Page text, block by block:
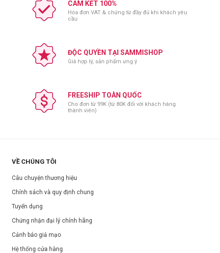
Thành phần:
Oryza Sativa Bran Water, Methylpropanediol, Glycerin,
Crosspolymer, Arginine, Caprylyl Glycol, Saccharomyces/​Rice Bran
Extract, Salix Alba Bark Extract, Origanum Vulgare Leaf Extract,
Portulaca Oleracea Extract, Chamaecyparis Obtusa Leaf Extract,
Scutellaria Baicalensis Root Extract, Cinnamomum Cassia Bark Extract,
Adenosine, Dipotassium Glycyrrhizate, Aloe Barbadensis Leaf
Powder, Aspalathus Linearis Extract, Glycyrrhiza Glabra Root Extract.
Hướng dẫn sử dụng:
CAM KẾT 100%
Hóa đơn VAT & chứng từ đầy đủ khi khách yêu
cầu
ĐỘC QUYỀN TẠI SAMMISHOP
Giá hợp lý, sản phẩm ưng ý
FREESHIP TOÀN QUỐC
Cho đơn từ 99K (từ 80K đối với khách hàng
thành viên)
VỀ CHÚNG TÔI
Câu chuyện thương hiệu
Chính sách và quy định chung
Tuyển dụng
Chứng nhận đại lý chính hãng
Cảnh báo giả mạo
Hệ thống cửa hàng